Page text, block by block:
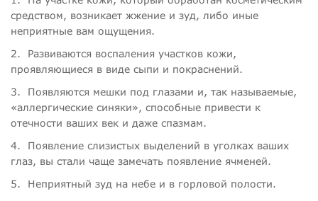
средством, возникает жжение и зуд, либо иные
неприятные вам ощущения.
2.
Развиваются воспаления участков кожи,
проявляющиеся в виде сыпи и покраснений.
3.
Появляются мешки под глазами и, так называемые,
«аллергические синяки», способные привести к
отечности ваших век и даже спазмам.
4.
Появление слизистых выделений в уголках ваших
глаз, вы стали чаще замечать появление ячменей.
5.
Неприятный зуд на небе и в горловой полости.